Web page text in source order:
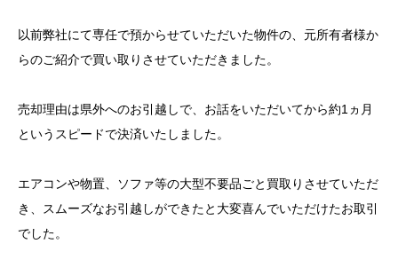
以前弊社にて専任で預からせていただいた物件の、元所有者様か
らのご紹介で買い取りさせていただきました。
売却理由は県外へのお引越しで、お話をいただいてから約1ヵ月
というスピードで決済いたしました。
エアコンや物置、ソファ等の大型不要品ごと買取りさせていただ
き、スムーズなお引越しができたと大変喜んでいただけたお取引
でした。